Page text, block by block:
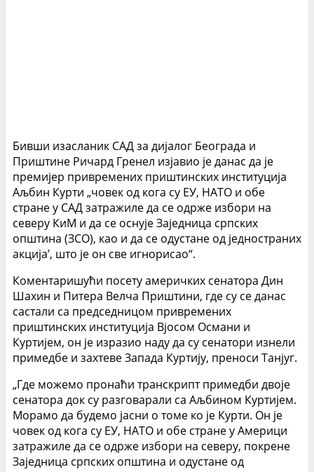
Бивши изасланик САД за дијалог Београда и
Приштине Ричард Гренел изјавио је данас да је
премијер привремених приштинских институција
Аљбин Курти „човек од кога су ЕУ, НАТО и обе
стране у САД затражиле да се одрже избори на
северу КиМ и да се оснује Заједница српских
општина (ЗСО), као и да се одустане од једностраних
акција’, што је он све игнорисао“.
Коментаришући посету америчких сенатора Дин
Шахин и Питера Велча Приштини, где су се данас
састали са председницом привремених
приштинских институција Вјосом Османи и
Куртијем, он је изразио наду да су сенатори изнели
примедбе и захтеве Запада Куртију, преноси Танјуг.
„Где можемо пронаћи транскрипт примедби двоје
сенатора док су разговарали са Аљбином Куртијем.
Морамо да будемо јасни о томе ко је Курти. Он је
човек од кога су ЕУ, НАТО и обе стране у Америци
затражиле да се одрже избори на северу, покрене
Заједница српских општина и одустане од